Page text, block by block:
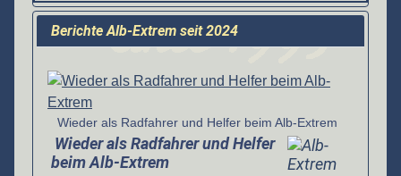
Berichte Alb-Extrem seit 2024
Details
Wieder als Radfahrer und Helfer beim Alb-Extrem
Wieder als Radfahrer und Helfer
beim Alb-Extrem